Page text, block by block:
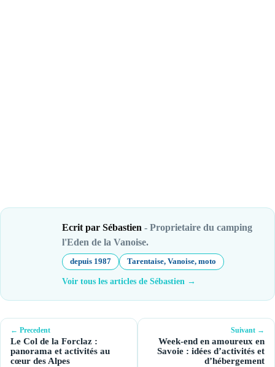
Ecrit par Sébastien - Proprietaire du camping
l'Eden de la Vanoise.
depuis 1987 Tarentaise, Vanoise, moto
Voir tous les articles de Sébastien →
← Precedent
Le Col de la Forclaz :
panorama et activités au
cœur des Alpes
Suivant →
Week-end en amoureux en
Savoie : idées d’activités et
d’hébergement